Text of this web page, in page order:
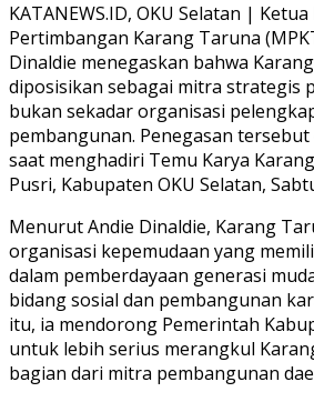
KATANEWS.ID, OKU Selatan |
Pertimbangan Karang Taruna
Dinaldie menegaskan bahwa
diposisikan sebagai mitra strategis
bukan sekadar organisasi
pembangunan. Penegasan
saat menghadiri Temu Karya
Pusri, Kabupaten OKU Selatan,
Menurut Andie Dinaldie, Karang
organisasi kepemudaan yang
dalam pemberdayaan generasi
bidang sosial dan pembangunan
itu, ia mendorong Pemerintah
untuk lebih serius merangkul
bagian dari mitra pembangunan